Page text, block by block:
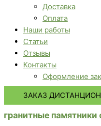
Доставка
Оплата
Наши работы
Статьи
Отзывы
Контакты
Оформление
ЗАКАЗ
гранитные